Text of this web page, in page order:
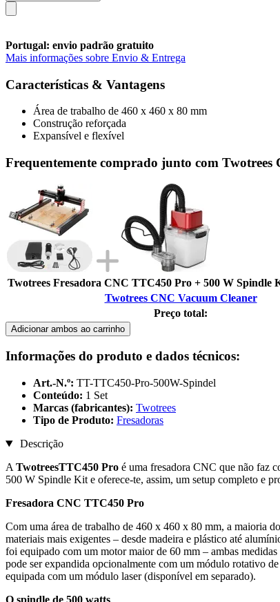
Portugal: envio padrão gratuito
Mais informações sobre Envio & Entrega
Características & Vantagens
Área de trabalho de 460 x 460 x 80 mm
Construção reforçada
Expansível e flexível
Frequentemente comprado junto com Twotrees
Twotrees Fresadora CNC TTC450 Pro + 500 W Spindle
Twotrees CNC Vacuum Cleaner
Preço total:
Adicionar ambos ao carrinho
Informações do produto e dados técnicos:
Art.-N.º: TT-TTC450-Pro-500W-Spindel
Conteúdo: 1 Set
Marcas (fabricantes): Twotrees
Tipo de Produto: Fresadoras
Descrição
A TwotreesTTC450 Pro é uma fresadora CNC que não faz
500 W Spindle Kit e oferece-te, assim, um setup completo e
Fresadora CNC TTC450 Pro
Com uma área de trabalho de 460 x 460 x 80 mm, a maioria
materiais mais exigentes – desde madeira e plástico até
foi equipado com um motor maior de 60 mm – ambas
pode ser expandida opcionalmente com um módulo rotativo
equipada com um módulo laser (disponível em separado).
O spindle de 500 watts